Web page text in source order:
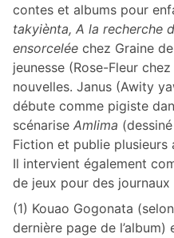
contes et albums pour
takyiènta, A la recherche
ensorcelée chez Graine
jeunesse (Rose-Fleur
nouvelles. Janus (Awity
débute comme pigiste
scénarise Amlima
Fiction et publie plusieurs
Il intervient également
de jeux pour des journaux
(1) Kouao Gogonata
dernière page de